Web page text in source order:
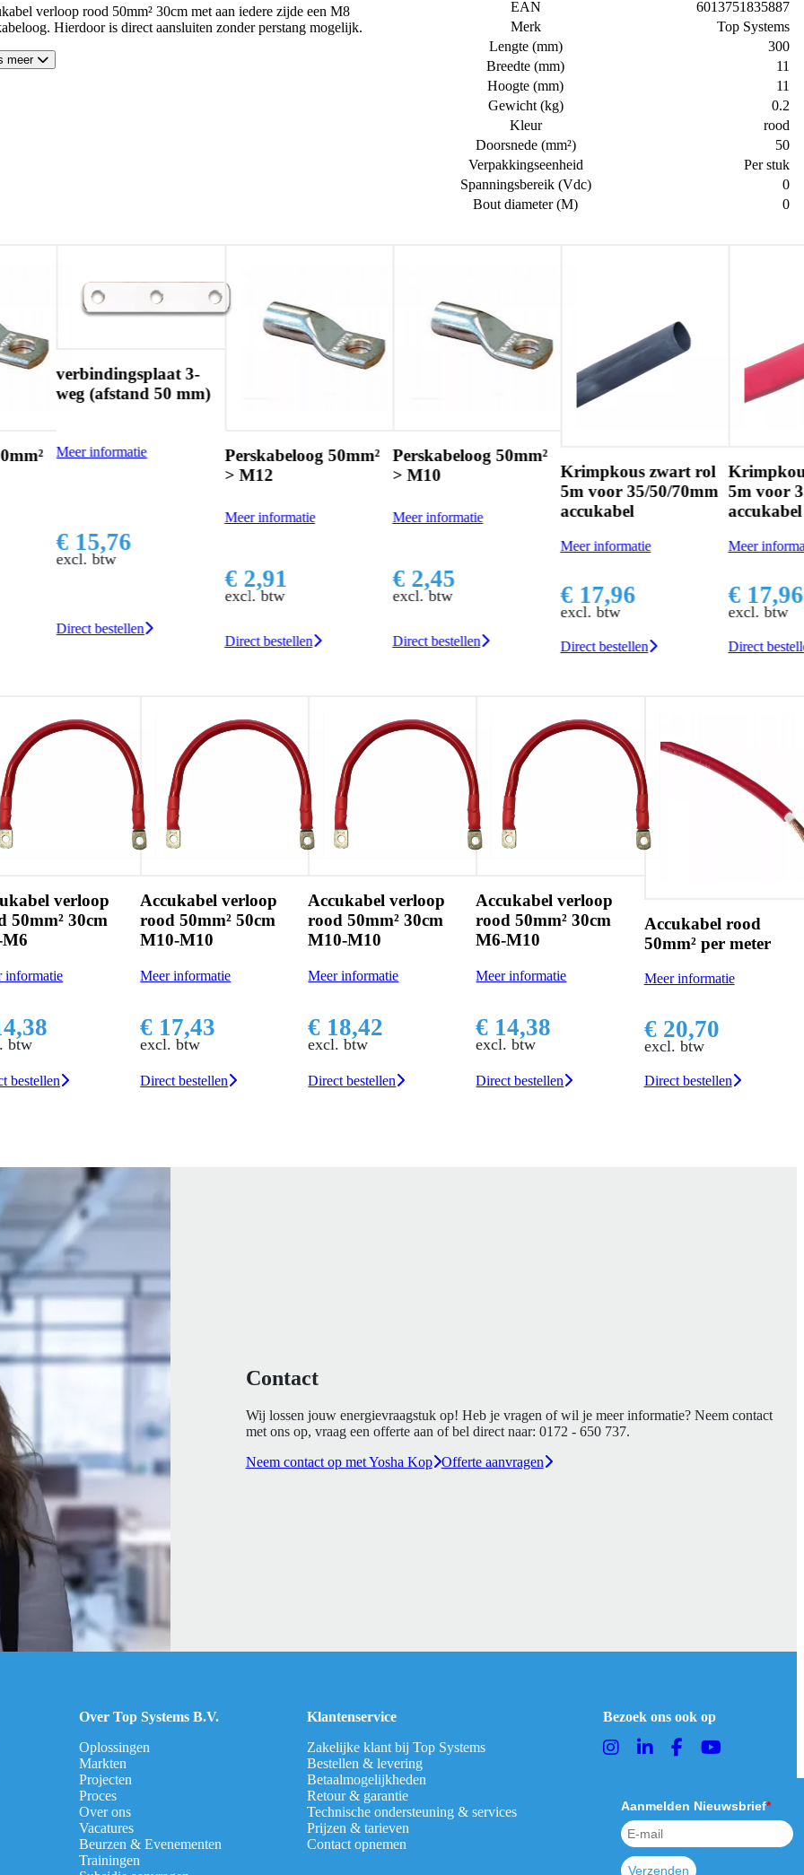
verloop rood 50mm² 30cm met aan iedere zijde een M8
Hierdoor is direct aansluiten zonder perstang mogelijk.
meer
EAN
6013751835887
Merk
Top Systems
Lengte (mm)
300
Breedte (mm)
11
Hoogte (mm)
11
Gewicht (kg)
0.2
Kleur
rood
Doorsnede (mm²)
50
Verpakkingseenheid
Per stuk
Spanningsbereik (Vdc)
0
Bout diameter (M)
0
3-
(afstand 50 mm)
informatie
bestellen
Perskabeloog 50mm²
Meer informatie
Direct bestellen
Perskabeloog 50mm²
Meer informatie
Direct bestellen
Krimpkous zwart rol
5m voor 35/50/70mm
accukabel
Meer informatie
Direct bestellen
Krimpkous rood rol
5m voor 35/50/70mm
Meer informatie
Direct bestellen
verloop
50mm² 50cm
M10
informatie
17,43
btw
bestellen
Accukabel verloop
rood 50mm² 30cm
M10-M10
Meer informatie
€ 18,42
excl. btw
Direct bestellen
Accukabel verloop
rood 50mm² 30cm
M6-M10
Meer informatie
€ 14,38
excl. btw
Direct bestellen
Accukabel rood
50mm² per meter
Meer informatie
€ 20,70
excl. btw
Direct bestellen
rood 50mm² 30cm
M6-M8
Meer informatie
€ 14,38
excl. btw
Direct bestellen
Contact
Wij lossen jouw energievraagstuk op! Heb je vragen of wil je meer informatie? Neem contact
met ons op, vraag een offerte aan of bel direct naar: 0172 - 650 737.
Neem contact op met Yosha Kop Offerte aanvragen
Over Top Systems B.V.
Oplossingen
Markten
Projecten
Proces
Over ons
Vacatures
Beurzen & Evenementen
Trainingen
Klantenservice
Zakelijke klant bij Top Systems
Bestellen & levering
Betaalmogelijkheden
Retour & garantie
Technische ondersteuning & services
Prijzen & tarieven
Contact opnemen
Bezoek ons ook op
Aanmelden Nieuwsbrief*
Verzenden